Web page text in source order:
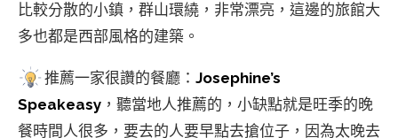
比較分散的小鎮，群山環繞，非常漂亮，這邊的旅館大
多也都是西部風格的建築。
推薦一家很讚的餐廳： Josephine’s
Speakeasy ，聽當地人推薦的，小缺點就是旺季的晚
餐時間人很多，要去的人要早點去搶位子，因為太晚去